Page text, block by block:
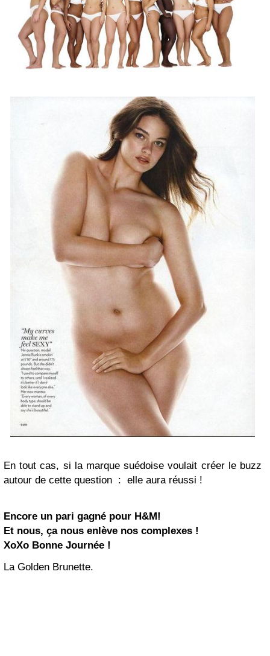
En tout cas, si la marque suédoise voulait créer le buzz
autour de cette question : elle aura réussi !
Encore un pari gagné pour H&M!
Et nous, ça nous enlève nos complexes !
XoXo Bonne Journée !
La Golden Brunette.